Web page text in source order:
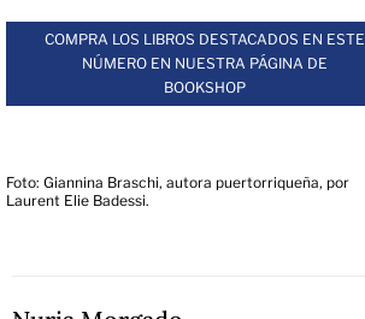
COMPRA LOS LIBROS DESTACADOS EN ESTE
NÚMERO EN NUESTRA PÁGINA DE
BOOKSHOP
Foto: Giannina Braschi, autora puertorriqueña, por
Laurent Elie Badessi.